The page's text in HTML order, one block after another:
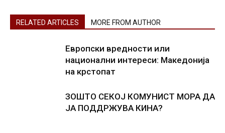
RELATED ARTICLES MORE FROM AUTHOR
Европски вредности или
национални интереси: Македонија
на крстопат
ЗОШТО СЕКОЈ КОМУНИСТ МОРА ДА
ЈА ПОДДРЖУВА КИНА?